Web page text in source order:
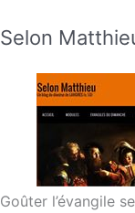
Selon
Goûter l’évangile